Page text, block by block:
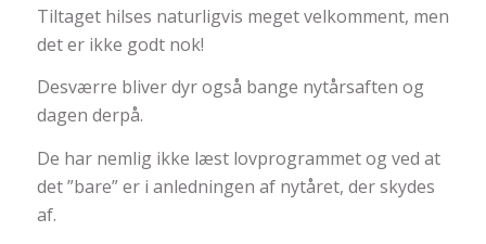
Tiltaget hilses naturligvis meget velkomment, men
det er ikke godt nok!
Desværre bliver dyr også bange nytårsaften og
dagen derpå.
De har nemlig ikke læst lovprogrammet og ved at
det ”bare” er i anledningen af nytåret, der skydes
af.